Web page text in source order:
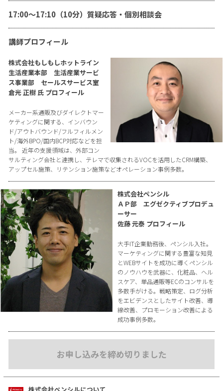
17:00〜17:10（10分）質疑応答・個別相談会
講師プロフィール
株式会社もしもしホットライン
生活産業本部 生活産業サービ
ス事業部 セールスサービス室
倉光 正樹 氏 プロフィール
メーカー系通販及びダイレクトマー
ケティングに関する、インバウン
ド/アウトバウンド/フルフィルメン
ト/海外BPO/国内BCP対応などを担
当。 近年の支援領域は、外部コン
サルティング会社と連携し、テレマで収集されるVOCを活用したCRM構築、
アップセル施策、リテンション施策などオペレーション事例多数。
株式会社ペンシル
ＡＰ部 エグゼクティブプロデュ
ーサー
佐藤 元泰 プロフィール
大手IT企業勤務後、ペンシル入社。
マーケティングに関する豊富な知見
とWEBサイトを成功に導くペンシル
のノウハウを武器に、化粧品、ヘル
スケア、単品通販等ECのコンサルを
多数手がける。戦略策定、ログ分析
をエビデンスとしたサイト改善、導
線改善、プロモーション改善による
成功事例多数。
お申し込みを締め切りました